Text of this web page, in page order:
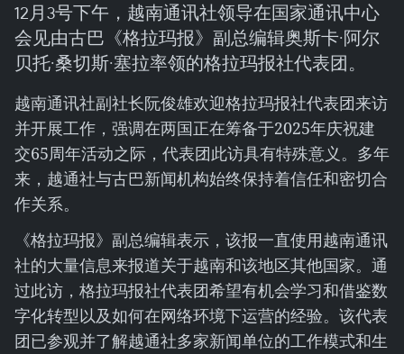
12月3号下午，越南通讯社领导在国家通讯中心
会见由古巴《格拉玛报》副总编辑奥斯卡·阿尔
贝托·桑切斯·塞拉率领的格拉玛报社代表团。
越南通讯社副社长阮俊雄欢迎格拉玛报社代表团来访
并开展工作，强调在两国正在筹备于2025年庆祝建
交65周年活动之际，代表团此访具有特殊意义。多年
来，越通社与古巴新闻机构始终保持着信任和密切合
作关系。
《格拉玛报》副总编辑表示，该报一直使用越南通讯
社的大量信息来报道关于越南和该地区其他国家。通
过此访，格拉玛报社代表团希望有机会学习和借鉴数
字化转型以及如何在网络环境下运营的经验。该代表
团已参观并了解越通社多家新闻单位的工作模式和生